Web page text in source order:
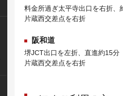
料金所過ぎ太平寺出口を右折、
片蔵西交差点を右折
阪和道
堺JCT出口を左折、直進約15分
片蔵西交差点を右折